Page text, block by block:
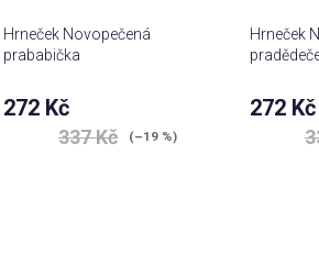
Hrneček Novopečená
prababička
272 Kč
337 Kč (–19 %)
Hrneček
272 Kč